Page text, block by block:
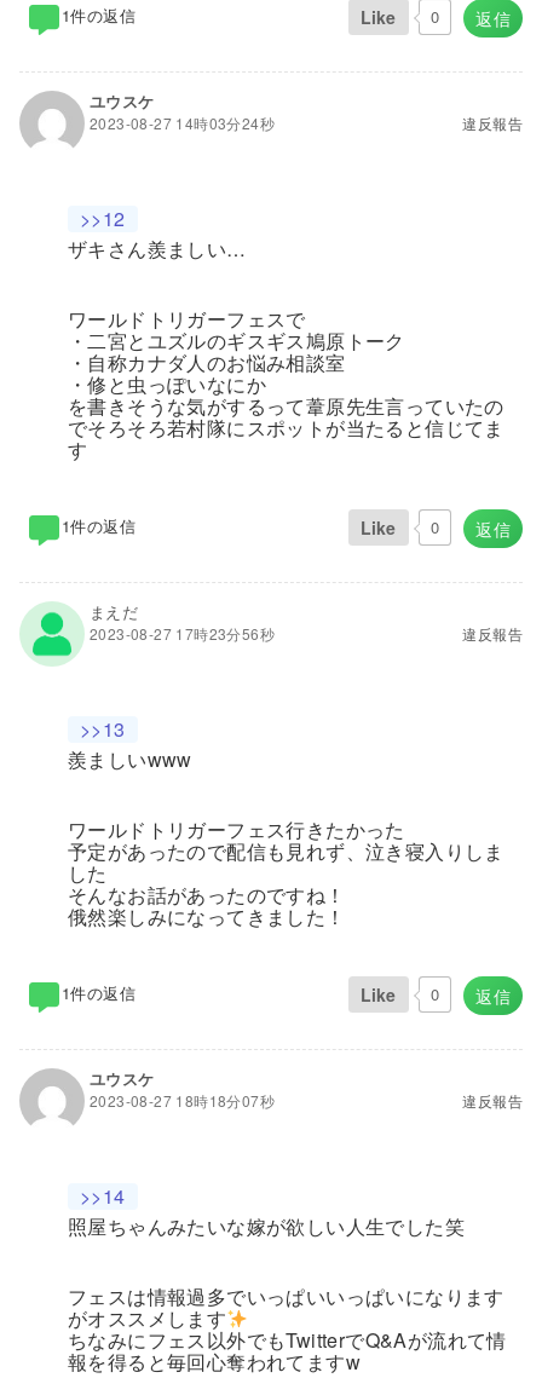
返信
Like 0
1件の返信
ユウスケ
2023-08-27 14時03分24秒 違反報告
>>12
ザキさん羨ましい…
ワールドトリガーフェスで
・二宮とユズルのギスギス鳩原トーク
・自称カナダ人のお悩み相談室
・修と虫っぽいなにか
を書きそうな気がするって葦原先生言っていたの
でそろそろ若村隊にスポットが当たると信じてま
す
返信
Like 0
1件の返信
まえだ
2023-08-27 17時23分56秒 違反報告
>>13
羨ましいwww
ワールドトリガーフェス行きたかった
予定があったので配信も見れず、泣き寝入りしま
した
そんなお話があったのですね！
俄然楽しみになってきました！
返信
Like 0
1件の返信
ユウスケ
2023-08-27 18時18分07秒 違反報告
>>14
照屋ちゃんみたいな嫁が欲しい人生でした笑
フェスは情報過多でいっぱいいっぱいになります
がオススメします
ちなみにフェス以外でもTwitterでQ&Aが流れて情
報を得ると毎回心奪われてますw